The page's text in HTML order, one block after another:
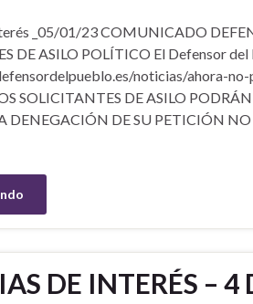
_05/01/23 COMUNICADO
DE ASILO POLÍTICO El Defensor
noticias/ahora-
SOLICITANTES DE ASILO
DENEGACIÓN DE SU PETICIÓN
DE INTERÉS – 4